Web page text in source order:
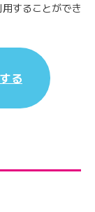
することができ
る